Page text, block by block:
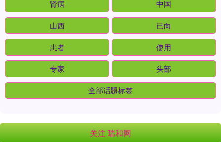
肾病 中国
山西 已向
患者 使用
专家 头部
全部话题标签
关注 瑞和网